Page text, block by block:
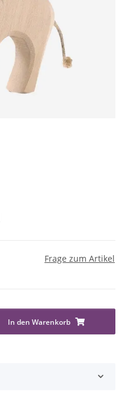
Frage zum Artikel
In den Warenkorb